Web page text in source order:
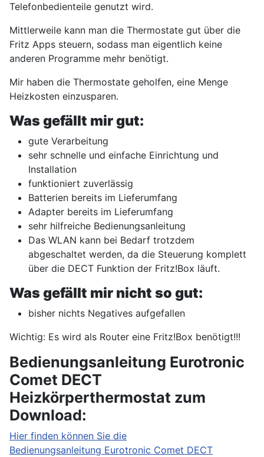
Telefonbedienteile genutzt wird.
Mittlerweile kann man die Thermostate gut über die
Fritz Apps steuern, sodass man eigentlich keine
anderen Programme mehr benötigt.
Mir haben die Thermostate geholfen, eine Menge
Heizkosten einzusparen.
Was gefällt mir gut:
gute Verarbeitung
sehr schnelle und einfache Einrichtung und
Installation
funktioniert zuverlässig
Batterien bereits im Lieferumfang
Adapter bereits im Lieferumfang
sehr hilfreiche Bedienungsanleitung
Das WLAN kann bei Bedarf trotzdem
abgeschaltet werden, da die Steuerung komplett
über die DECT Funktion der Fritz!Box läuft.
Was gefällt mir nicht so gut:
bisher nichts Negatives aufgefallen
Wichtig: Es wird als Router eine Fritz!Box benötigt!!!
Bedienungsanleitung Eurotronic
Comet DECT
Heizkörperthermostat zum
Download:
Hier finden können Sie die
Bedienungsanleitung Eurotronic Comet DECT